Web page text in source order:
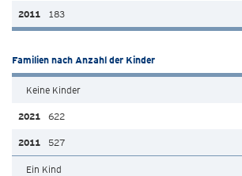
183
Familien nach Anzahl der Kinder
Keine Kinder
622
527
Ein Kind